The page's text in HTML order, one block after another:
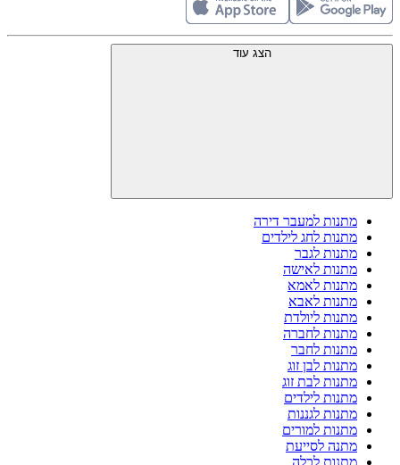
הצג עוד
מתנות למעבר דירה
מתנות לחג לילדים
מתנות לגבר
מתנות לאישה
מתנות לאמא
מתנות לאבא
מתנות ליולדת
מתנות לחברה
מתנות לחבר
מתנות לבן זוג
מתנות לבת זוג
מתנות לילדים
מתנות לגננות
מתנות למורים
מתנה לסייעת
מתנות לכלה